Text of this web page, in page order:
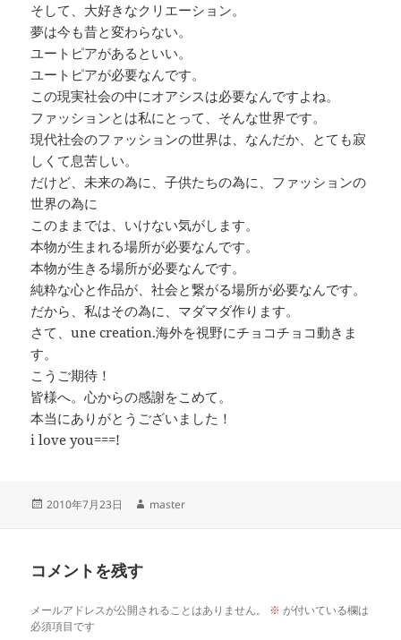
そして、大好きなクリエーション。
夢は今も昔と変わらない。
ユートピアがあるといい。
ユートピアが必要なんです。
この現実社会の中にオアシスは必要なんですよね。
ファッションとは私にとって、そんな世界です。
現代社会のファッションの世界は、なんだか、とても寂
しくて息苦しい。
だけど、未来の為に、子供たちの為に、ファッションの
世界の為に
このままでは、いけない気がします。
本物が生まれる場所が必要なんです。
本物が生きる場所が必要なんです。
純粋な心と作品が、社会と繋がる場所が必要なんです。
だから、私はその為に、マダマダ作ります。
さて、une creation.海外を視野にチョコチョコ動きま
す。
こうご期待！
皆様へ。心からの感謝をこめて。
本当にありがとうございました！
i love you===!
投
2010年7月23日
作
master
コメントを残す
メールアドレスが公開されることはありません。 ※ が付いている欄は
必須項目です